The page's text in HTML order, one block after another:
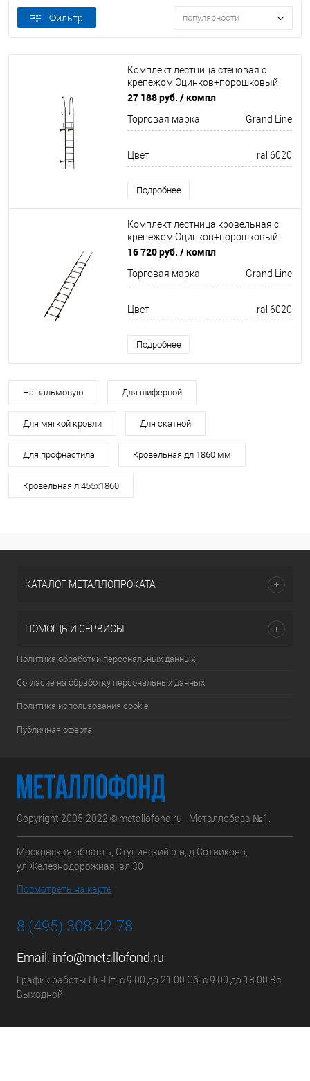
Фильтр популярности
Комплект лестница стеновая с
крепежом Оцинков+порошковый
окрас 2760мм Grand Line
27 188 руб. / компл
Торговая марка Grand Line
Цвет ral 6020
Подробнее
Комплект лестница кровельная с
крепежом Оцинков+порошковый
окрас 2760мм Grand Line
16 720 руб. / компл
Торговая марка Grand Line
Цвет ral 6020
Подробнее
На вальмовую Для шиферной
Для мягкой кровли Для скатной
Для профнастила Кровельная дл 1860 мм
Кровельная л 455х1860
КАТАЛОГ МЕТАЛЛОПРОКАТА
ПОМОЩЬ И СЕРВИСЫ
Политика обработки персональных данных
Согласие на обработку персональных данных
Политика использования cookie
Публичная оферта
Copyright 2005-2022 © metallofond.ru - Металлобаза №1.
Московская область, Ступинский р-н, д.Сотниково,
ул.Железнодорожная, вл.30
Посмотреть на карте
8 (495) 308-42-78
Email: info@metallofond.ru
График работы Пн-Пт: с 9:00 до 21:00 Сб: с 9:00 до 18:00 Вс:
Выходной